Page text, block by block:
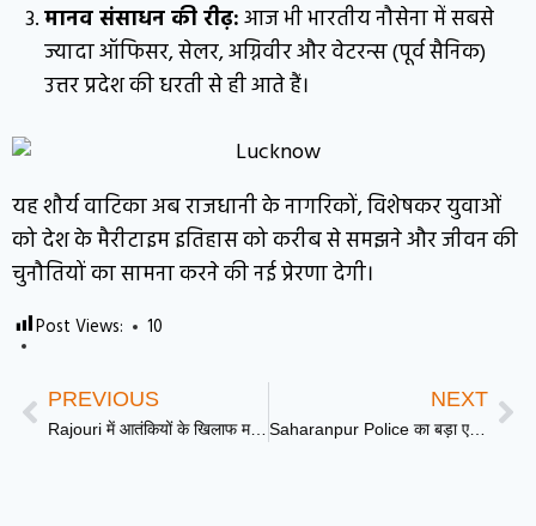
मानव संसाधन की रीढ़:आज भी भारतीय नौसेना में सबसे
ज्यादा ऑफिसर, सेलर, अग्निवीर और वेटरन्स (पूर्व सैनिक)
उत्तर प्रदेश की धरती से ही आते हैं।
यह शौर्य वाटिका अब राजधानी के नागरिकों, विशेषकर युवाओं
को देश के मैरीटाइम इतिहास को करीब से समझने और जीवन की
चुनौतियों का सामना करने की नई प्रेरणा देगी।
Post Views: 10
PREVIOUS
Rajouri में आतंकियों के खिलाफ महाअभियान, मंजाकोट के घने जंगलों में 8वें दिन भी सुरक्षा बलों का सर्च ऑपरेशन जारी
NEXT
Saharanpur Police का बड़ा एक्शन, 30 से ज्यादा मामलो में वांटेड 1 लाख के इनामी को किया मुठभेड़ में ढेर